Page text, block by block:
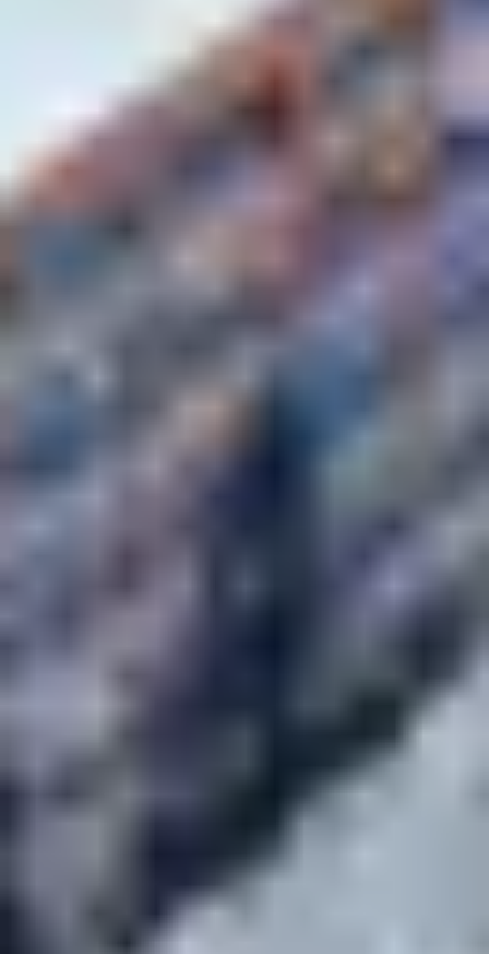
DES PANORAMAS À
COUPER LE SOUFFLE
Skier aux Arcs, c’est aussi profiter de paysages
spectaculaires. Depuis le sommet de l’Aiguille Rouge à
3226 m
Vanoise et même les Alpes italiennes. Une descente
EN RÉSUMÉ